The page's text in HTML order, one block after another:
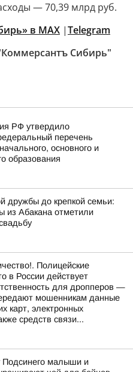
— 70,39 млрд руб.
в MAX |Telegram
Сибирь"
РФ утвердило
перечень
основного и
образования
дружбы до крепкой семьи:
из Абакана отметили
Полицейские
в России действует
для дропперов —
мошенникам данные
карт, электронных
средств связи...
Подсинего малыши и